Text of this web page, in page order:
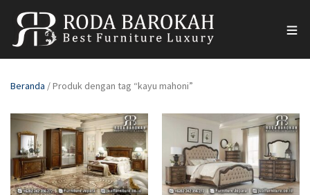
Beranda / Produk dengan tag “kayu mahoni”